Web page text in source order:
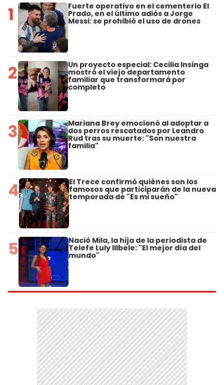
1 Fuerte operativo en el cementerio El
Prado, en el último adiós a Jorge
Messi: se prohibió el uso de drones
2 Un proyecto especial: Cecilia Insinga
mostró el viejo departamento
familiar que transformará por
completo
3 Mariana Brey emocionó al adoptar a
dos perros rescatados por Leandro
Rud tras su muerte: "Son nuestra
familia"
4 El Trece confirmó quiénes son los
famosos que participarán de la nueva
temporada de "Es mi sueño"
5 Nació Mila, la hija de la periodista de
Telefe Luly Illbele: "El mejor día del
mundo"